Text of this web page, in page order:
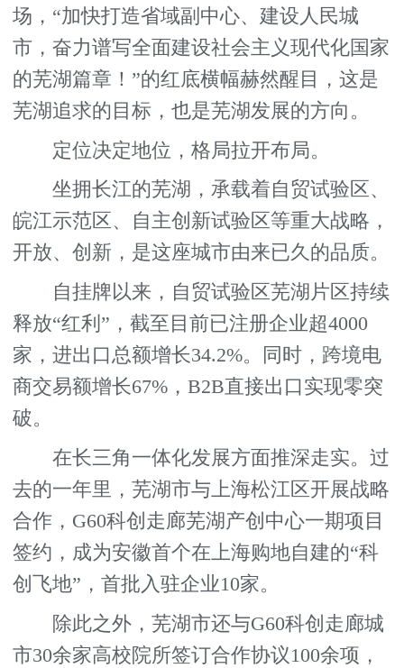
场，“加快打造省域副中心、建设人民城
市，奋力谱写全面建设社会主义现代化国家
的芜湖篇章！”的红底横幅赫然醒目，这是
芜湖追求的目标，也是芜湖发展的方向。
定位决定地位，格局拉开布局。
坐拥长江的芜湖，承载着自贸试验区、
皖江示范区、自主创新试验区等重大战略，
开放、创新，是这座城市由来已久的品质。
自挂牌以来，自贸试验区芜湖片区持续
释放“红利”，截至目前已注册企业超4000
家，进出口总额增长34.2%。同时，跨境电
商交易额增长67%，B2B直接出口实现零突
破。
在长三角一体化发展方面推深走实。过
去的一年里，芜湖市与上海松江区开展战略
合作，G60科创走廊芜湖产创中心一期项目
签约，成为安徽首个在上海购地自建的“科
创飞地”，首批入驻企业10家。
除此之外，芜湖市还与G60科创走廊城
市30余家高校院所签订合作协议100余项，